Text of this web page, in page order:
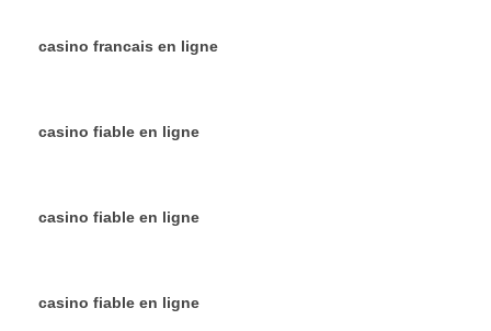
casino francais en ligne
casino fiable en ligne
casino fiable en ligne
casino fiable en ligne